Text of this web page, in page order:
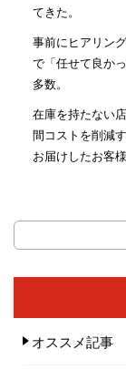
てきた。
事前にヒアリン
で「任せて良か
多数。
在庫を持たない
間コストを削減
お届けしたお客
オススメ記事